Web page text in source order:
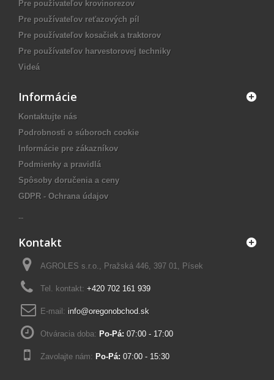
Pre používateľov krovinorezov
Pre používateľov reťazových píl
Pre používateľov kosačiek a traktorov
Pre používateľov harvestorovej techniky
Videá
Informácie
Kontaktujte nás
Podrobnosti o súboroch cookie
Informácie pre zákazníkov
Podmienky a pravidlá
Spôsoby doručenia a ceny
GDPR - Ochrana údajov
--
Kontakt
AGROLES s.r.o., Pražská 446, 397 01, Písek
Tel. kontakt: +420 702 161 939
E-mail: info@oregonobchod.sk
Otváracia doba: Po-Pá: 07:00 - 17:00
Zavolajte nám: Po-Pá: 07:00 - 15:30